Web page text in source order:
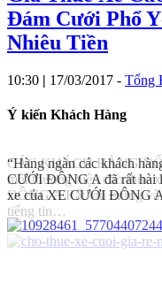
Đám Cưới Phổ
Nhiêu Tiền
10:30 | 17/03/2017 - Tổng
Ý kiến Khách Hàng
CÁC KHÁCH HÀNG
một thương hiệu cho thue
ĐÔNG A Rất vui mừng và
tiếng tin…